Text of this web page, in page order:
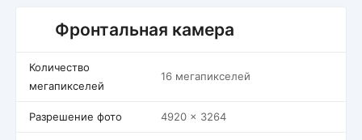
Фронтальная камера
Количество
мегапикселей
16 мегапикселей
Разрешение фото 4920 x 3264